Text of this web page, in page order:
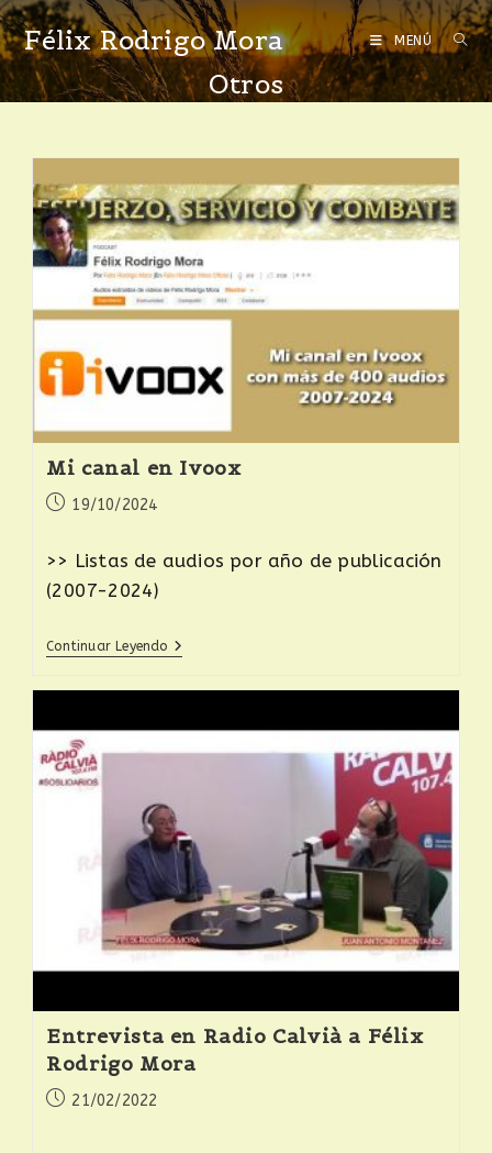
Félix Rodrigo Mora MENÚ
Otros
Mi canal en Ivoox
19/10/2024
>> Listas de audios por año de publicación
(2007-2024)
Continuar Leyendo
Entrevista en Radio Calvià a Félix
Rodrigo Mora
21/02/2022